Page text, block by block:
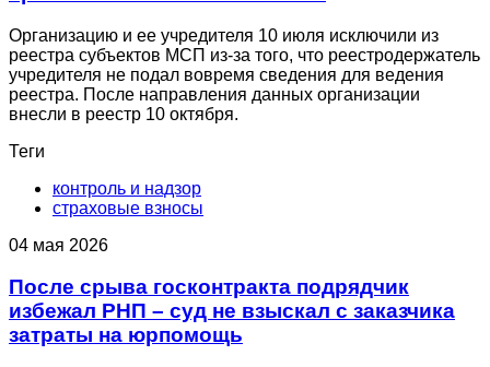
Организацию и ее учредителя 10 июля исключили из
реестра субъектов МСП из-за того, что реестродержатель
учредителя не подал вовремя сведения для ведения
реестра. После направления данных организации
внесли в реестр 10 октября.
Теги
контроль и надзор
страховые взносы
04 мая 2026
После срыва госконтракта подрядчик
избежал РНП – суд не взыскал с заказчика
затраты на юрпомощь